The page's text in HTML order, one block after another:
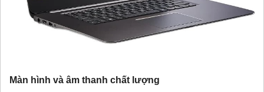
Màn hình và âm thanh chất lượng